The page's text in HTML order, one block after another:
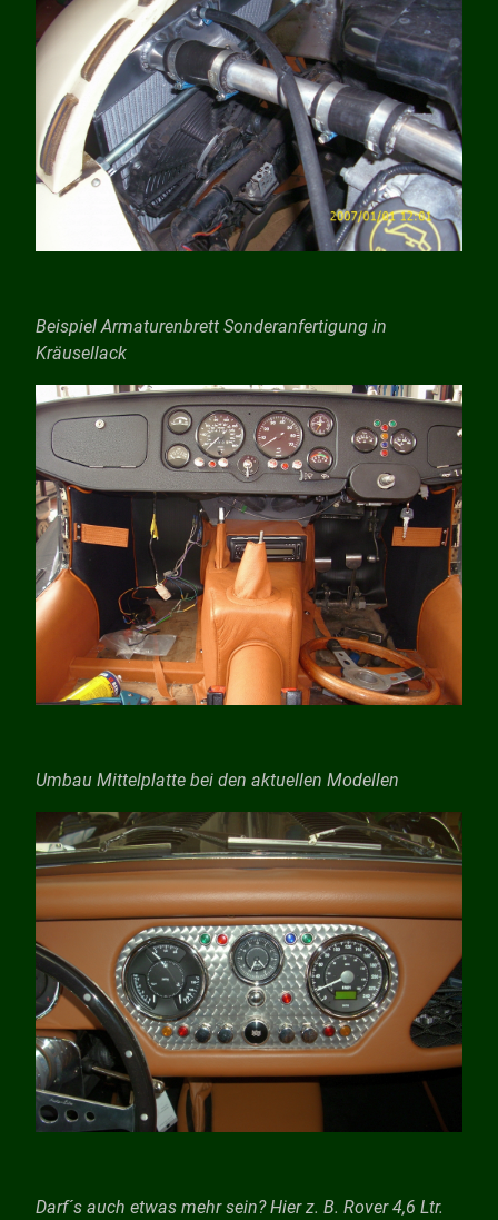
Beispiel Armaturenbrett Sonderanfertigung in
Kräusellack
Umbau Mittelplatte bei den aktuellen Modellen
Darf´s auch etwas mehr sein? Hier z. B. Rover 4,6 Ltr.